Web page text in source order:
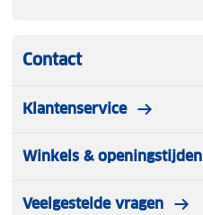
Contact
Klantenservice
Winkels & openingstijden
Veelgestelde vragen